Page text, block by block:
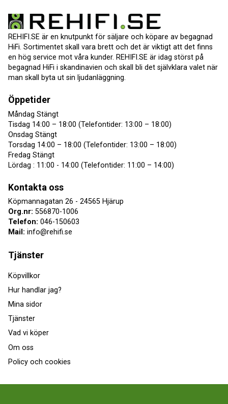
REHIFI.SE är en knutpunkt för säljare och köpare av begagnad
HiFi. Sortimentet skall vara brett och det är viktigt att det finns
en hög service mot våra kunder. REHIFI.SE är idag störst på
begagnad HiFi i skandinavien och skall bli det självklara valet när
man skall byta ut sin ljudanläggning.
Öppetider
Måndag Stängt
Tisdag 14:00 – 18:00 (Telefontider: 13:00 – 18:00)
Onsdag Stängt
Torsdag 14:00 – 18:00 (Telefontider: 13:00 – 18:00)
Fredag Stängt
Lördag : 11:00 - 14:00 (Telefontider: 11:00 – 14:00)
Kontakta oss
Köpmannagatan 26 - 24565 Hjärup
Org.nr: 556870-1006
Telefon: 046-150603
Mail: info@rehifi.se
Tjänster
Köpvillkor
Hur handlar jag?
Mina sidor
Tjänster
Vad vi köper
Om oss
Policy och cookies